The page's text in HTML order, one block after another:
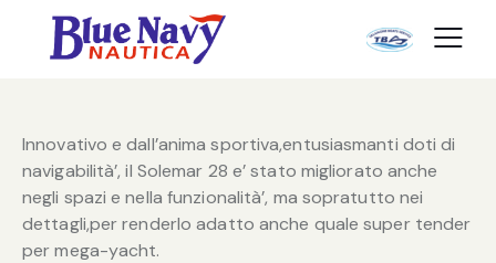
Innovativo e dall’anima sportiva,entusiasmanti doti di
navigabilità’, il Solemar 28 e’ stato migliorato anche
negli spazi e nella funzionalità’, ma sopratutto nei
dettagli,per renderlo adatto anche quale super tender
per mega-yacht.